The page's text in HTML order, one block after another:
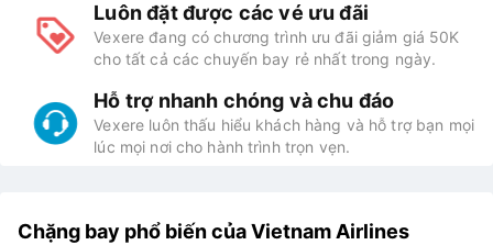
Luôn đặt được các vé ưu đãi
Vexere đang có chương trình ưu đãi giảm giá 50K
cho tất cả các chuyến bay rẻ nhất trong ngày.
Hỗ trợ nhanh chóng và chu đáo
Vexere luôn thấu hiểu khách hàng và hỗ trợ bạn mọi
lúc mọi nơi cho hành trình trọn vẹn.
Chặng bay phổ biến của Vietnam Airlines